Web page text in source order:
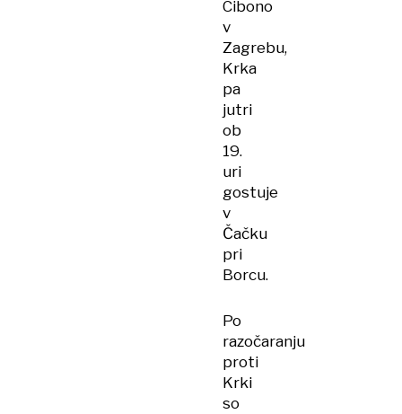
Cibono
v
Zagrebu,
Krka
pa
jutri
ob
19.
uri
gostuje
v
Čačku
pri
Borcu.
Po
razočaranju
proti
Krki
so